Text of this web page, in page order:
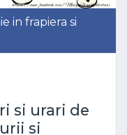
in frapiera si
si urari de
si